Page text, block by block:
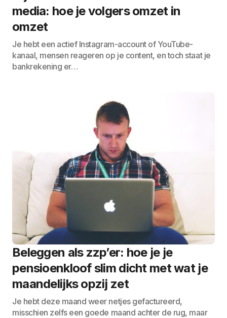
media: hoe je volgers omzet in
omzet
Je hebt een actief Instagram-account of YouTube-
kanaal, mensen reageren op je content, en toch staat je
bankrekening er…
Beleggen als zzp’er: hoe je je
pensioenkloof slim dicht met wat je
maandelijks opzij zet
Je hebt deze maand weer netjes gefactureerd,
misschien zelfs een goede maand achter de rug, maar